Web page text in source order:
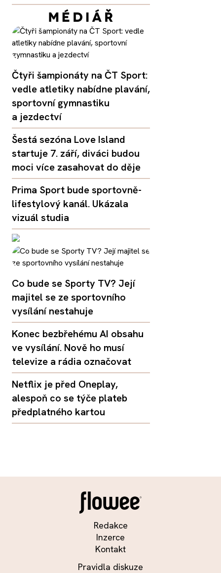
Čtyři šampionáty na ČT Sport:
vedle atletiky nabídne plavání,
sportovní gymnastiku
a jezdectví
Šestá sezóna Love Island
startuje 7. září, diváci budou
moci více zasahovat do děje
Prima Sport bude sportovně-
lifestylový kanál. Ukázala
vizuál studia
Co bude se Sporty TV? Její
majitel se ze sportovního
vysílání nestahuje
Konec bezbřehému AI obsahu
ve vysílání. Nově ho musí
televize a rádia označovat
Netflix je před Oneplay,
alespoň co se týče plateb
předplatného kartou
Redakce
Inzerce
Kontakt
Pravidla diskuze